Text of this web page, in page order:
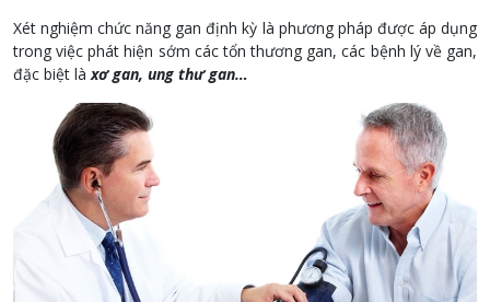
Xét nghiệm chức năng gan định kỳ là phương pháp được áp dụng
trong việc phát hiện sớm các tổn thương gan, các bệnh lý về gan,
đặc biệt làxơ gan, ung thư gan…